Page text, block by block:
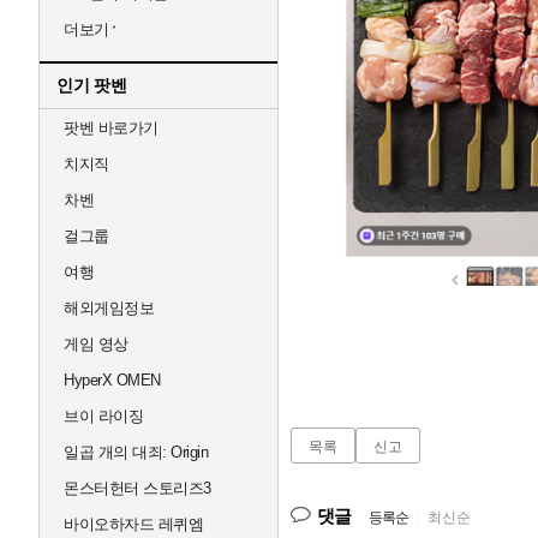
더보기
인기 팟벤
팟벤 바로가기
치지직
차벤
걸그룹
여행
해외게임정보
게임 영상
HyperX OMEN
브이 라이징
일곱 개의 대죄: Origin
몬스터헌터 스토리즈3
바이오하자드 레퀴엠
목록 신고
댓글 등록순 최신순